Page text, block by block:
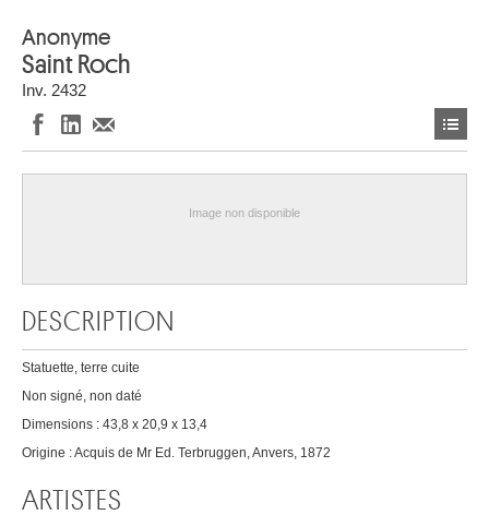
Anonyme
Saint Roch
Inv. 2432
Image non disponible
DESCRIPTION
Statuette, terre cuite
Non signé, non daté
Dimensions : 43,8 x 20,9 x 13,4
Origine : Acquis de Mr Ed. Terbruggen, Anvers, 1872
ARTISTES